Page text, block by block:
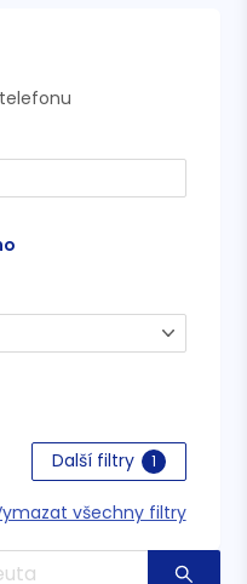
Další filtry
1
všechny filtry